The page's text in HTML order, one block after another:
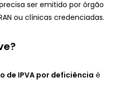
ser emitido por órgão
ou clínicas credenciadas.
de IPVA por deficiência é